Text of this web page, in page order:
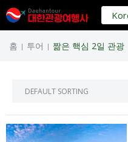
홈 | 투어 | 짦은 핵심 2일 관광